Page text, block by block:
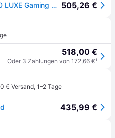
CORSAIR Gaming Stuhl TC500 LUXE Gaming Chair-Sherwood 505,26 €
518,00 €
Oder 3 Zahlungen von 172,66 €¹
€ Versand, 1–2 Tage
435,99 €